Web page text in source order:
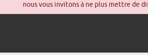
nous vous invitons à ne plus mettre de